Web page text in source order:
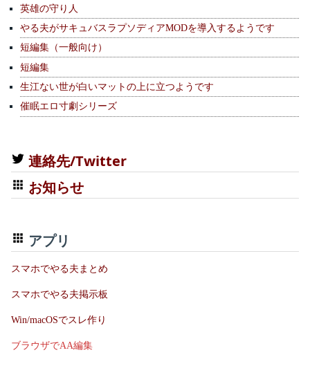
英雄の守り人
やる夫がサキュバスラプソディアMODを導入するようです
短編集（一般向け）
短編集
生江ない世が白いマットの上に立つようです
催眠エロ寸劇シリーズ
連絡先/Twitter
お知らせ
アプリ
スマホでやる夫まとめ
スマホでやる夫掲示板
Win/macOSでスレ作り
ブラウザでAA編集